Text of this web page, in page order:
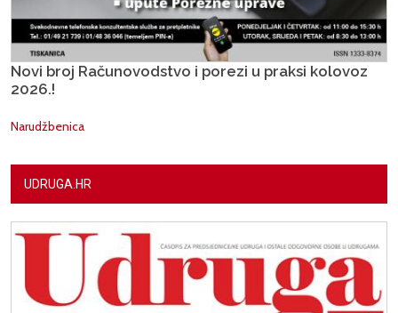
Novi broj Računovodstvo i porezi u praksi kolovoz
2026.!
Narudžbenica
UDRUGA.HR